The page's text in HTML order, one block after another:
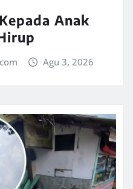
Anak
Agu 3, 2026